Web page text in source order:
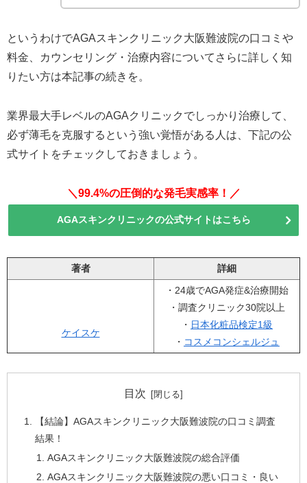
というわけでAGAスキンクリニック大阪難波院の口コミや
料金、カウンセリング・治療内容についてさらに詳しく知
りたい方は本記事の続きを。
業界最大手レベルのAGAクリニックでしっかり治療して、
必ず薄毛を克服するという強い覚悟がある人は、下記の公
式サイトをチェックしておきましょう。
＼99.4%の圧倒的な発毛実感率！／
AGAスキンクリニックの公式サイトはこちら
著者 詳細
ケイスケ
・24歳でAGA発症&治療開始
・調査クリニック30院以上
・ 日本化粧品検定1級
・ コスメコンシェルジュ
目次
【結論】AGAスキンクリニック大阪難波院の口コミ調査
結果！
AGAスキンクリニック大阪難波院の総合評価
AGAスキンクリニック大阪難波院の悪い口コミ・良い